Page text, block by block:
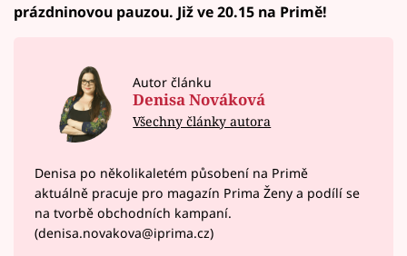
prázdninovou pauzou. Již ve 20.15 na Primě!
Autor článku
Denisa Nováková
Všechny články autora
Denisa po několikaletém působení na Primě
aktuálně pracuje pro magazín Prima Ženy a podílí se
na tvorbě obchodních kampaní.
(denisa.novakova@iprima.cz)